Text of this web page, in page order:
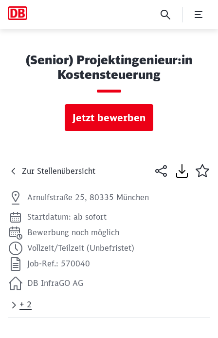
(Senior) Projektingenieur:in
Kostensteuerung
Jetzt bewerben
Zur Stellenübersicht
Arnulfstraße 25, 80335 München
Startdatum: ab sofort
Bewerbung noch möglich
Vollzeit/Teilzeit (Unbefristet)
Job-Ref.: 570040
DB InfraGO AG
+ 2